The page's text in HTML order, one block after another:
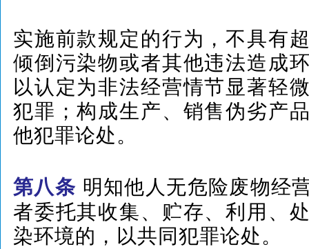
实施前款规定的行为，不具有
倾倒污染物或者其他违法造成
以认定为非法经营情节显著轻
犯罪；构成生产、销售伪劣产
他犯罪论处。
第八条 明知他人无危险废物经
者委托其收集、贮存、利用、
染环境的，以共同犯罪论处。